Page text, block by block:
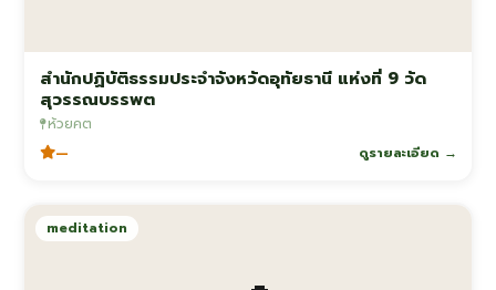
สำนักปฏิบัติธรรมประจำจังหวัดอุทัยธานี แห่งที่ 9 วัด
สุวรรณบรรพต
ห้วยคต
— ดูรายละเอียด →
meditation